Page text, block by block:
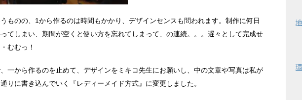
ものの、1から作るのは時間もかかり、デザインセンスも問われます。制作に何日
てしまい、期間が空くと使い方を忘れてしまって、の連続。。。遅々として完成せ
むむっ！
一から作るのを止めて、デザインをミキコ先生にお願いし、中の文章や写真は私が
りに書き込んでいく『レディーメイド方式』に変更しました。